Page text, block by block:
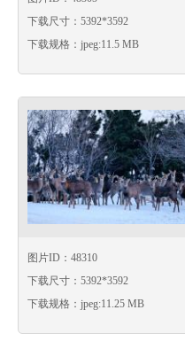
下载尺寸：5392*3592
下载规格：jpeg:11.5 MB
图片ID：48310
下载尺寸：5392*3592
下载规格：jpeg:11.25 MB